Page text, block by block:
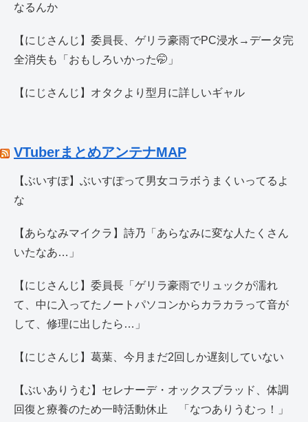
なるんか
【にじさんじ】委員長、ゲリラ豪雨でPC浸水→データ完
全消失も「おもしろいかった🤭」
【にじさんじ】オタクより型月に詳しいギャル
VTuberまとめアンテナMAP
【ぶいすぽ】ぶいすぽって男女コラボうまくいってるよ
な
【あらなみマイクラ】詩乃「あらなみに変な人たくさん
いたなあ…」
【にじさんじ】委員長「ゲリラ豪雨でリュックが濡れ
て、中に入ってたノートパソコンからカラカラって音が
して、修理に出したら…」
【にじさんじ】葛葉、今月まだ2回しか遅刻していない
【ぶいありうむ】セレナーデ・オックスブラッド、体調
回復と療養のため一時活動休止 「なつありうむっ！」